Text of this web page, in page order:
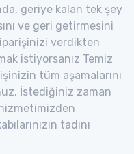
geriye kalan tek şey
ve geri getirmesini
verdikten
istiyorsanız Temiz
tüm aşamalarını
İstediğiniz zaman
tadını